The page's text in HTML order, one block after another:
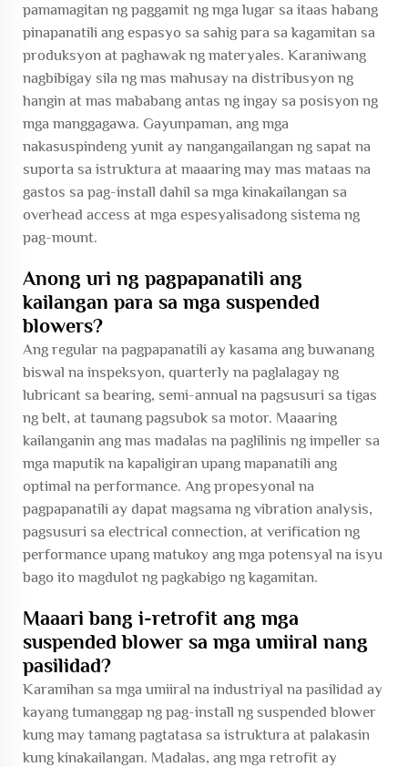
pamamagitan ng paggamit ng mga lugar sa itaas habang
pinapanatili ang espasyo sa sahig para sa kagamitan sa
produksyon at paghawak ng materyales. Karaniwang
nagbibigay sila ng mas mahusay na distribusyon ng
hangin at mas mababang antas ng ingay sa posisyon ng
mga manggagawa. Gayunpaman, ang mga
nakasuspindeng yunit ay nangangailangan ng sapat na
suporta sa istruktura at maaaring may mas mataas na
gastos sa pag-install dahil sa mga kinakailangan sa
overhead access at mga espesyalisadong sistema ng
pag-mount.
Anong uri ng pagpapanatili ang
kailangan para sa mga suspended
blowers?
Ang regular na pagpapanatili ay kasama ang buwanang
biswal na inspeksyon, quarterly na paglalagay ng
lubricant sa bearing, semi-annual na pagsusuri sa tigas
ng belt, at taunang pagsubok sa motor. Maaaring
kailanganin ang mas madalas na paglilinis ng impeller sa
mga maputik na kapaligiran upang mapanatili ang
optimal na performance. Ang propesyonal na
pagpapanatili ay dapat magsama ng vibration analysis,
pagsusuri sa electrical connection, at verification ng
performance upang matukoy ang mga potensyal na isyu
bago ito magdulot ng pagkabigo ng kagamitan.
Maaari bang i-retrofit ang mga
suspended blower sa mga umiiral nang
pasilidad?
Karamihan sa mga umiiral na industriyal na pasilidad ay
kayang tumanggap ng pag-install ng suspended blower
kung may tamang pagtatasa sa istruktura at palakasin
kung kinakailangan. Madalas, ang mga retrofit ay